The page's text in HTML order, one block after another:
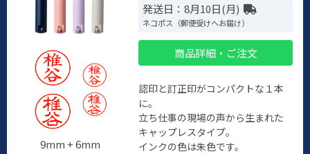
9mm + 6mm
発送日：8月10日(月)
ネコポス（郵便受けへお届け）
商品詳細・ご注文
認印と訂正印がコンパクトな１本
に。
立ち仕事の現場の声から生まれた
キャップレスタイプ。
インクの色は朱色です。